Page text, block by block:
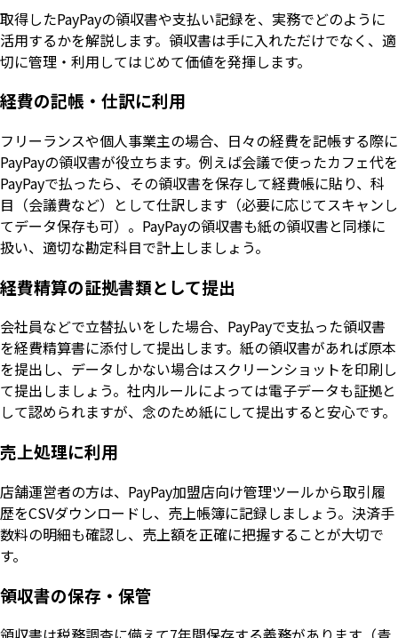
取得したPayPayの領収書や支払い記録を、実務でどのように
活用するかを解説します。領収書は手に入れただけでなく、適
切に管理・利用してはじめて価値を発揮します。
経費の記帳・仕訳に利用
フリーランスや個人事業主の場合、日々の経費を記帳する際に
PayPayの領収書が役立ちます。例えば会議で使ったカフェ代を
PayPayで払ったら、その領収書を保存して経費帳に貼り、科
目（会議費など）として仕訳します（必要に応じてスキャンし
てデータ保存も可）。PayPayの領収書も紙の領収書と同様に
扱い、適切な勘定科目で計上しましょう。
経費精算の証拠書類として提出
会社員などで立替払いをした場合、PayPayで支払った領収書
を経費精算書に添付して提出します。紙の領収書があれば原本
を提出し、データしかない場合はスクリーンショットを印刷し
て提出しましょう。社内ルールによっては電子データも証拠と
して認められますが、念のため紙にして提出すると安心です。
売上処理に利用
店舗運営者の方は、PayPay加盟店向け管理ツールから取引履
歴をCSVダウンロードし、売上帳簿に記録しましょう。決済手
数料の明細も確認し、売上額を正確に把握することが大切で
す。
領収書の保存・保管